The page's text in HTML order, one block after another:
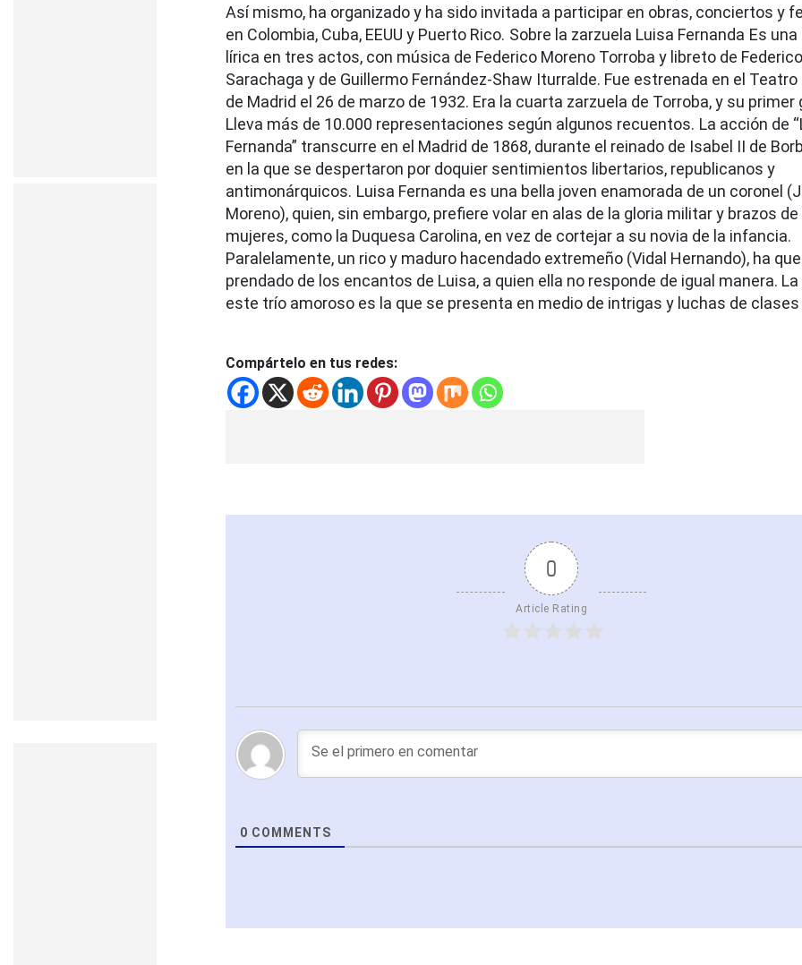
Así mismo, ha organizado y ha sido invitada a participar en obras, conciertos y
en Colombia, Cuba, EEUU y Puerto Rico. Sobre la zarzuela Luisa Fernanda Es
lírica en tres actos, con música de Federico Moreno Torroba y libreto de
Sarachaga y de Guillermo Fernández-Shaw Iturralde. Fue estrenada en el Teatro
de Madrid el 26 de marzo de 1932. Era la cuarta zarzuela de Torroba, y su primer
Lleva más de 10.000 representaciones según algunos recuentos. La acción de
Fernanda” transcurre en el Madrid de 1868, durante el reinado de Isabel II de
en la que se despertaron por doquier sentimientos libertarios, republicanos y
antimonárquicos. Luisa Fernanda es una bella joven enamorada de un coronel
Moreno), quien, sin embargo, prefiere volar en alas de la gloria militar y brazos
mujeres, como la Duquesa Carolina, en vez de cortejar a su novia de la infancia.
Paralelamente, un rico y maduro hacendado extremeño (Vidal Hernando), ha
prendado de los encantos de Luisa, a quien ella no responde de igual manera.
este trío amoroso es la que se presenta en medio de intrigas y luchas de
Compártelo en tus redes:
0
Article Rating
0 COMMENTS